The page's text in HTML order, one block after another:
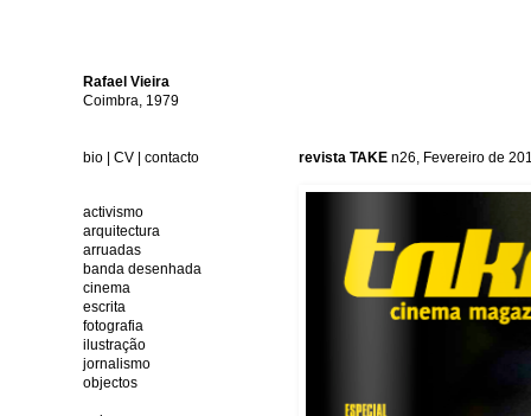
revista TAKE n26, Fevereiro de
Rafael Vieira
Coimbra, 1979
bio CV contacto
activismo
arquitectura
arruadas
banda desenhada
cinema
escrita
fotografia
ilustração
jornalismo
objectos